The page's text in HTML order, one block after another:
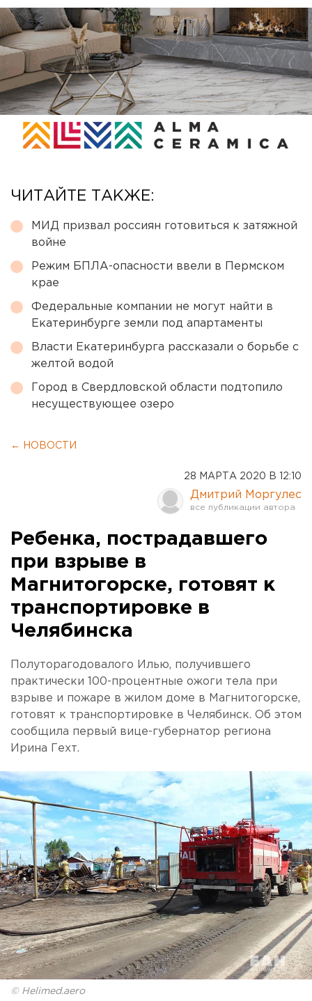
ЧИТАЙТЕ ТАКЖЕ:
МИД призвал россиян готовиться к затяжной
войне
Режим БПЛА-опасности ввели в Пермском
крае
Федеральные компании не могут найти в
Екатеринбурге земли под апартаменты
Власти Екатеринбурга рассказали о борьбе с
желтой водой
Город в Свердловской области подтопило
несуществующее озеро
← НОВОСТИ
28 МАРТА 2020 В 12:10
Дмитрий Моргулес
Ребенка, пострадавшего
при взрыве в
Магнитогорске, готовят к
транспортировке в
Челябинска
Полуторагодовалого Илью, получившего
практически 100-процентные ожоги тела при
взрыве и пожаре в жилом доме в Магнитогорске,
готовят к транспортировке в Челябинск. Об этом
сообщила первый вице-губернатор региона
Ирина Гехт.
© Helimed.aero